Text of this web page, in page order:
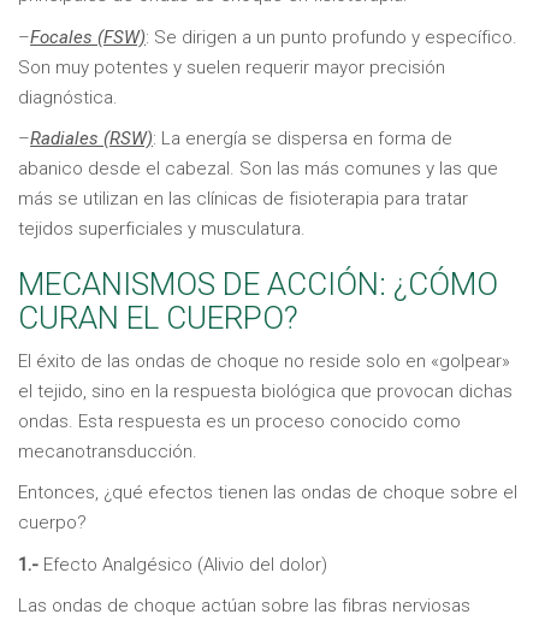
–Focales (FSW): Se dirigen a un punto profundo y específico.
Son muy potentes y suelen requerir mayor precisión
diagnóstica.
–Radiales (RSW): La energía se dispersa en forma de
abanico desde el cabezal. Son las más comunes y las que
más se utilizan en las clínicas de fisioterapia para tratar
tejidos superficiales y musculatura.
MECANISMOS DE ACCIÓN: ¿CÓMO
CURAN EL CUERPO?
El éxito de las ondas de choque no reside solo en «golpear»
el tejido, sino en la respuesta biológica que provocan dichas
ondas. Esta respuesta es un proceso conocido como
mecanotransducción.
Entonces, ¿qué efectos tienen las ondas de choque sobre el
cuerpo?
1.- Efecto Analgésico (Alivio del dolor)
Las ondas de choque actúan sobre las fibras nerviosas